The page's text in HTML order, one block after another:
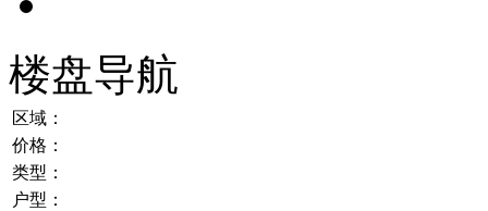
楼盘导航
区域：
价格：
类型：
户型：